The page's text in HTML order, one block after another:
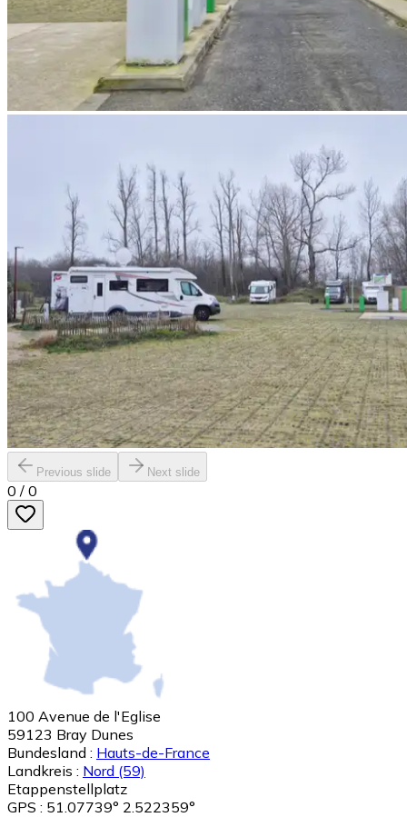
Previous slide Next slide
0 / 0
100 Avenue de l'Eglise
59123 Bray Dunes
Bundesland : Hauts-de-France
Landkreis : Nord (59)
Etappenstellplatz
GPS : 51.07739° 2.522359°